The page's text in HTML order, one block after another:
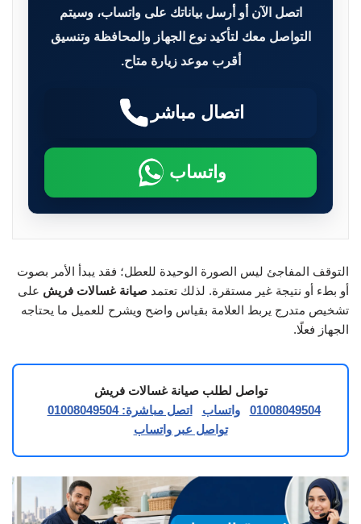
اتصل الآن أو أرسل بياناتك على واتساب، وسيتم
التواصل معك لتأكيد نوع الجهاز والمحافظة وتنسيق
أقرب موعد زيارة متاح.
اتصال مباشر
واتساب
التوقف المفاجئ ليس الصورة الوحيدة للعطل؛ فقد يبدأ الأمر بصوت
أو بطء أو نتيجة غير مستقرة. لذلك تعتمد صيانة غسالات فريش على
تشخيص متدرج يربط العلامة بقياس واضح ويشرح للعميل ما يحتاجه
الجهاز فعلًا.
تواصل لطلب صيانة غسالات فريش
01008049504
واتساب
اتصل مباشرة: 01008049504
تواصل عبر واتساب